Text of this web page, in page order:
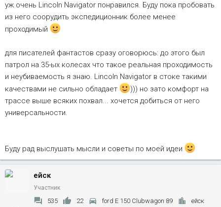
уж очень Lincoln Navigator понравился. Буду пока пробовать
из него соорудить экспедиционник более менее
проходимый
для писателей фантастов сразу оговорюсь: до этого был
патрол на 35-ых колесах что такое реальная проходимость
и неубиваемость я знаю. Lincoln Navigator в стоке такими
качествами не сильно обладает
))) но зато комфорт на
трассе выше всяких похвал... хочется добиться от него
универсальности.
Буду рад выслушать мысли и советы по моей идеи
ейск
Участник
535 22 ford E 150 Clubwagon 89 ейск